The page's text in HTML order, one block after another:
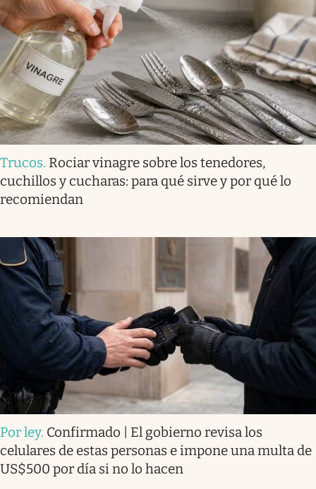
Trucos. Rociar vinagre sobre los tenedores,
cuchillos y cucharas: para qué sirve y por qué lo
recomiendan
Por ley. Confirmado | El gobierno revisa los
celulares de estas personas e impone una multa de
US$500 por día si no lo hacen